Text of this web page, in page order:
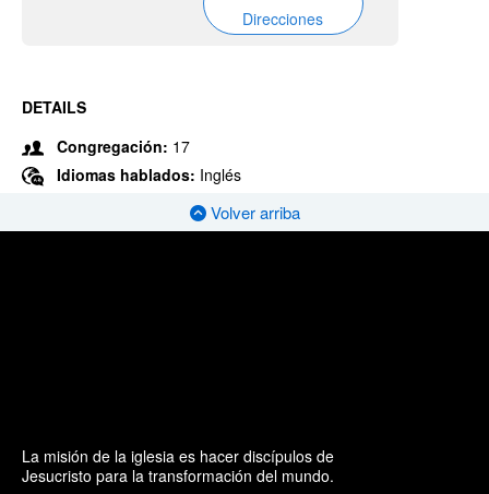
Direcciones
DETAILS
Congregación: 17
Idiomas hablados: Inglés
Volver arriba
La misión de la iglesia es hacer discípulos de
Jesucristo para la transformación del mundo.